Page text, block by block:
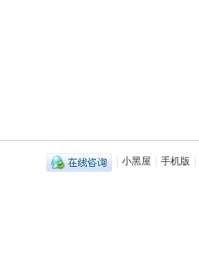
小黑屋 手机版